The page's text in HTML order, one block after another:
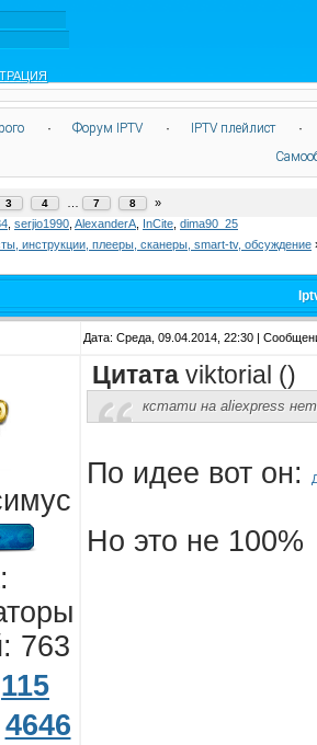
· Форум IPTV · IPTV плейлист
·
3 4 7 8
»
serjio1990 AlexanderA InCite dima90_25
инструкции, плееры, сканеры, smart-tv, обсуждение
Дата: Среда, 09.04.2014, 22:30 |
763
115
4646
Цитата viktorial ()
кстати на aliexpress нет
По идее вот он:
Но это не 100%